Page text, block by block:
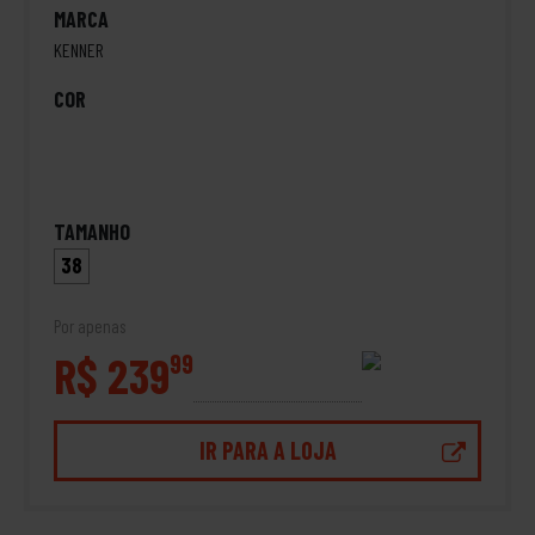
MARCA
KENNER
COR
TAMANHO
38
Por apenas
R$ 23999
IR PARA A LOJA